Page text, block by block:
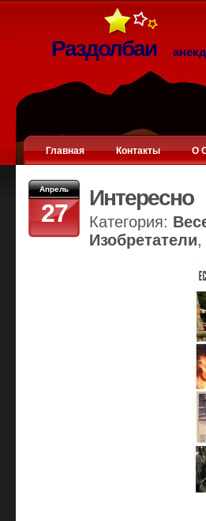
Раздолбаи
Главная Контакты О
Апрель
27
Интересно
Категория:
Изобретатели,